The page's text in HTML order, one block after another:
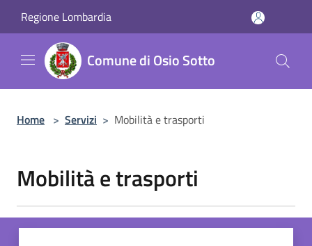
Regione Lombardia
Comune di Osio Sotto
Home > Servizi > Mobilità e trasporti
Mobilità e trasporti